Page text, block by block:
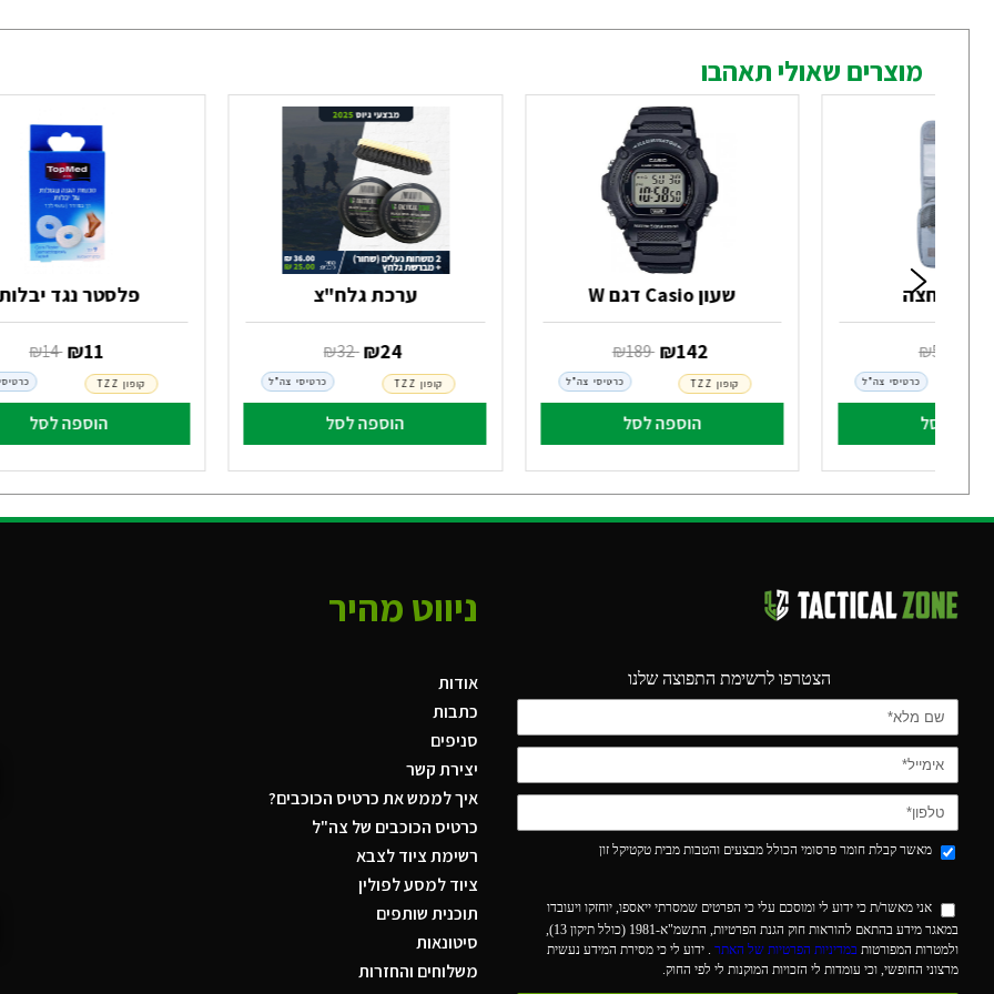
מוצרים שאולי תאהבו
כלי רחצה
59
לסל
כרטיסי צה"ל
שעון Casio דגם W
‏ ₪
189 ‏ ₪
142
הוספה לסל
כרטיסי צה"ל קופון TZZ
ערכת גלח"צ
‏ ₪
32 ‏ ₪
24
הוספה לסל
כרטיסי צה"ל קופון TZZ
פלסטר נגד
‏ ₪
14 11
הוספה לסל
קופון TZZ
הצטרפו לרשימת התפוצה שלנו
מאשר קבלת חומר פרסומי הכולל מבצעים והטבות מבית טקטיקל זון
אני מאשר/ת כי ידוע לי ומוסכם עלי כי הפרטים שמסרתי ייאספו, יוחזקו ויעובדו
במאגר מידע בהתאם להוראות חוק הגנת הפרטיות, התשמ"א-1981 (כולל תיקון 13),
ולמטרות המפורטות במדיניות הפרטיות של האתר . ידוע לי כי מסירת המידע נעשית
מרצוני החופשי, וכי עומדות לי הזכויות המוקנות לי לפי החוק.
ניווט מהיר
אודות
כתבות
סניפים
יצירת קשר
איך לממש את כרטיס הכוכבים?
כרטיס הכוכבים של צה"ל
רשימת ציוד לצבא
ציוד למסע לפולין
תוכנית שותפים
סיטונאות
משלוחים והחזרות